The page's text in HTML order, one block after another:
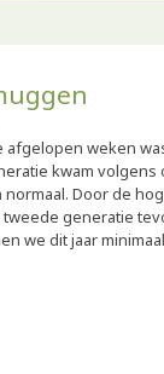
afgelopen weken
kwam
Door de
generatie
we dit jaar